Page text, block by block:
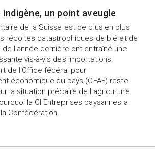
un point aveugle
de la Suisse est de plus en plus
récoltes catastrophiques de blé et de
l'année dernière ont entraîné une
vis-à-vis des importations.
de l'Office fédéral pour
économique du pays (OFAE) reste
la situation précaire de l'agriculture
la CI Entreprises paysannes a
Confédération.